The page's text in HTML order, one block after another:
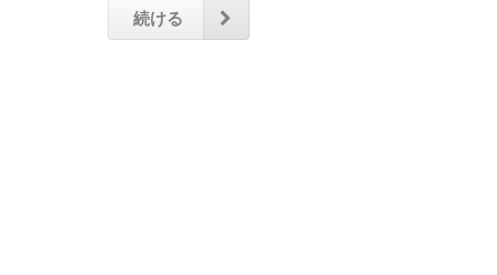
続ける